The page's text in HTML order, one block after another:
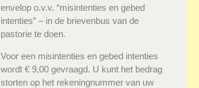
envelop o.v.v. “misintenties en gebed
intenties” – in de brievenbus van de
pastorie te doen.
Voor een misintenties en gebed intenties
wordt € 9,00 gevraagd. U kunt het bedrag
storten op het rekeningnummer van uw